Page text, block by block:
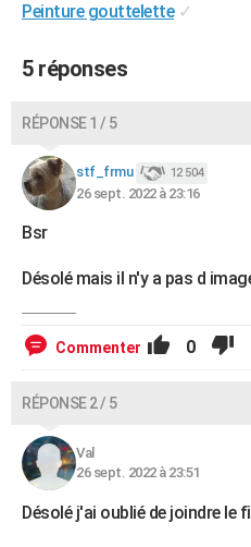
Carte de Noël
Carte Bonne année
Carte Saint-Valentin
Carte Pâques
Carte d'anniversaire
DICTIONNAIRE
Dictionnaire
Biographies
Citations
Expressions
Proverbes
PROGRAMME TV
AVIS DE DÉCÈS
FORUM
Bricolage
Lifestyle
Culture
Sport
Auto
Television
Voyage
Cinema
Peinture gouttelette ✓
5 réponses
RÉPONSE 1 / 5
stf_frmu 12 504
26 sept. 2022 à 23:16
Bsr
Désolé mais il n'y a pas d
Commenter 0
RÉPONSE 2 / 5
Val
26 sept. 2022 à 23:51
Désolé j'ai oublié de joindre le